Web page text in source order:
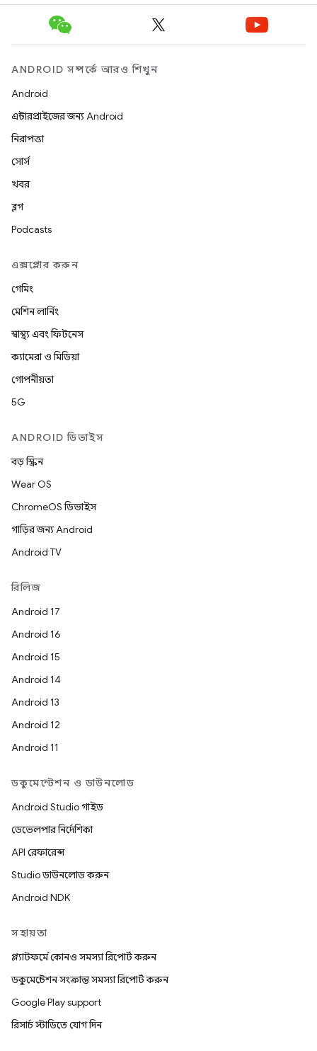
ANDROID সম্পর্কে আরও শিখুন
Android
এন্টারপ্রাইজের জন্য Android
নিরাপত্তা
সোর্স
খবর
ব্লগ
Podcasts
এক্সপ্লোর করুন
গেমিং
মেশিন লার্নিং
স্বাস্থ্য এবং ফিটনেস
ক্যামেরা ও মিডিয়া
গোপনীয়তা
5G
ANDROID ডিভাইস
বড় স্ক্রিন
Wear OS
ChromeOS ডিভাইস
গাড়ির জন্য Android
Android TV
রিলিজ
Android 17
Android 16
Android 15
Android 14
Android 13
Android 12
Android 11
ডকুমেন্টেশন ও ডাউনলোড
Android Studio গাইড
ডেভেলপার নির্দেশিকা
API রেফারেন্স
Studio ডাউনলোড করুন
Android NDK
সহায়তা
প্ল্যাটফর্মে কোনও সমস্যা রিপোর্ট করুন
ডকুমেন্টেশন সংক্রান্ত সমস্যা রিপোর্ট করুন
Google Play support
রিসার্চ স্টাডিতে যোগ দিন